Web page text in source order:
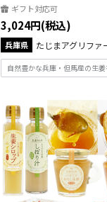
ギフト対応可
3,024円(税込)
兵庫県 たじまアグリファ
自然豊かな兵庫・但馬産の生